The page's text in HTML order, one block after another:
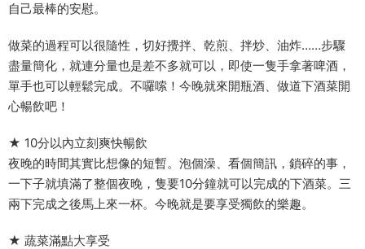
自己最棒的安慰。
做菜的過程可以很隨性，切好攪拌、乾煎、拌炒、油炸……步驟
盡量簡化，就連分量也是差不多就可以，即使一隻手拿著啤酒，
單手也可以輕鬆完成。不囉嗦！今晚就來開瓶酒、做道下酒菜開
心暢飲吧！
★ 10分以內立刻爽快暢飲
夜晚的時間其實比想像的短暫。泡個澡、看個簡訊，鎖碎的事，
一下子就填滿了整個夜晚，隻要10分鐘就可以完成的下酒菜。三
兩下完成之後馬上來一杯。今晚就是要享受獨飲的樂趣。
★ 蔬菜滿點大享受